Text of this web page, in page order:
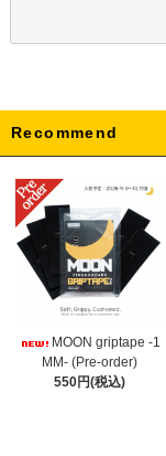
Recommend
MOON griptape -1
MM- (Pre-order)
550円(税込)